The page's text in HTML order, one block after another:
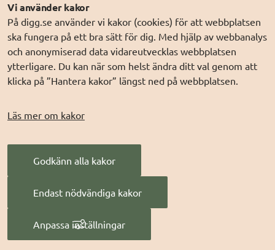
Vi använder kakor
På digg.se använder vi kakor (cookies) för att webbplatsen
ska fungera på ett bra sätt för dig. Med hjälp av webbanalys
och anonymiserad data vidareutvecklas webbplatsen
ytterligare. Du kan när som helst ändra ditt val genom att
klicka på ”Hantera kakor” längst ned på webbplatsen.
Läs mer om kakor
Godkänn alla kakor
Endast nödvändiga kakor
Anpassa inställningar
16. Sekretess
Federationsägare och Deltagarorganisation är,
vid administration av eller användning av SDK,
var och en ansvarig för att behandling av
och ansvarsområdet sker i enlighet med
anges i Regelverket.
Ett meddelande som överförs via SDK till en